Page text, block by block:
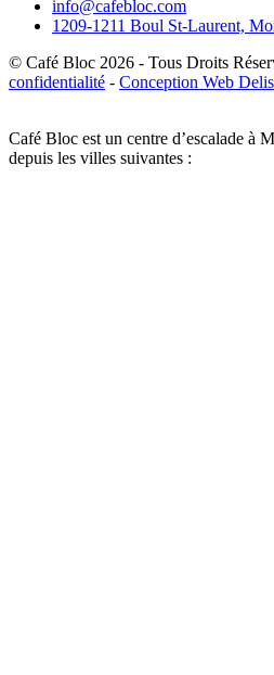
info@cafebloc.com
1209-1211 Boul St-Laurent,
© Café Bloc 2026 - Tous Droits
confidentialité - Conception Web
Café Bloc est un centre d’escalade à
depuis les villes suivantes :